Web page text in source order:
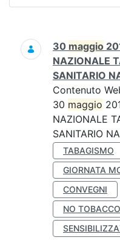
Ricerca
30 maggio
NAZIONALE
SANITARIO
Contenuto
30 maggio
NAZIONALE
SANITARIO
TABAGISMO
GIORNATA
CONVEGNI
NO